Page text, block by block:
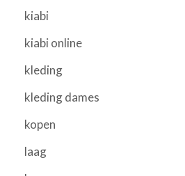
kiabi
kiabi online
kleding
kleding dames
kopen
laag